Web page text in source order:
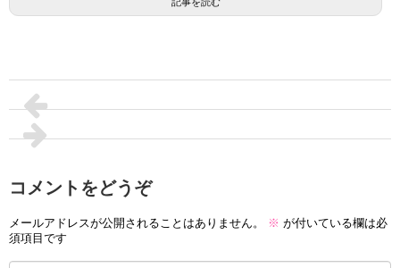
コメントをどうぞ
メールアドレスが公開されることはありません。 ※ が付いている欄は必
須項目です